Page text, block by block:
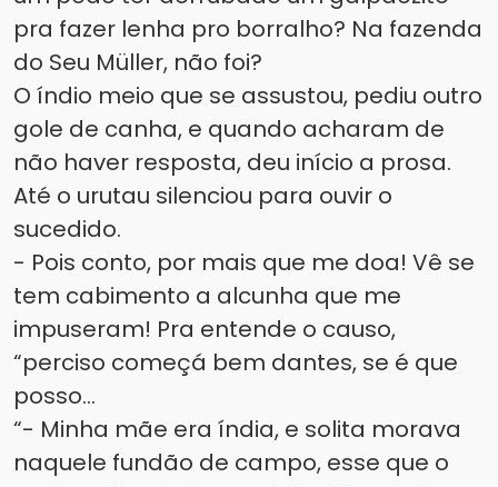
pra fazer lenha pro borralho? Na fazenda
do Seu Müller, não foi?
O índio meio que se assustou, pediu outro
gole de canha, e quando acharam de
não haver resposta, deu início a prosa.
Até o urutau silenciou para ouvir o
sucedido.
- Pois conto, por mais que me doa! Vê se
tem cabimento a alcunha que me
impuseram! Pra entende o causo,
“perciso começá bem dantes, se é que
posso...
“- Minha mãe era índia, e solita morava
naquele fundão de campo, esse que o